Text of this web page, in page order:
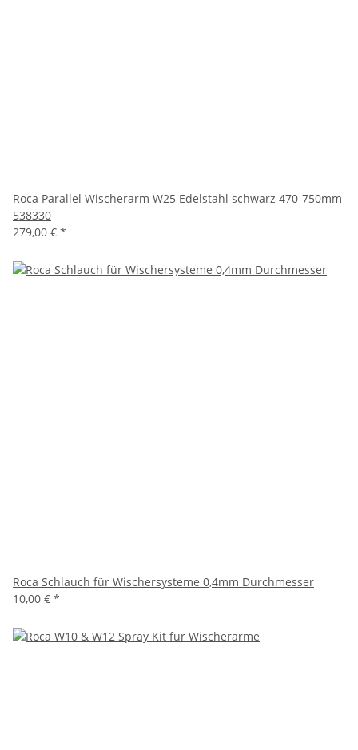
Roca Parallel Wischerarm W25 Edelstahl schwarz 470-750mm
538330
279,00 € *
Roca Schlauch für Wischersysteme 0,4mm Durchmesser
10,00 € *